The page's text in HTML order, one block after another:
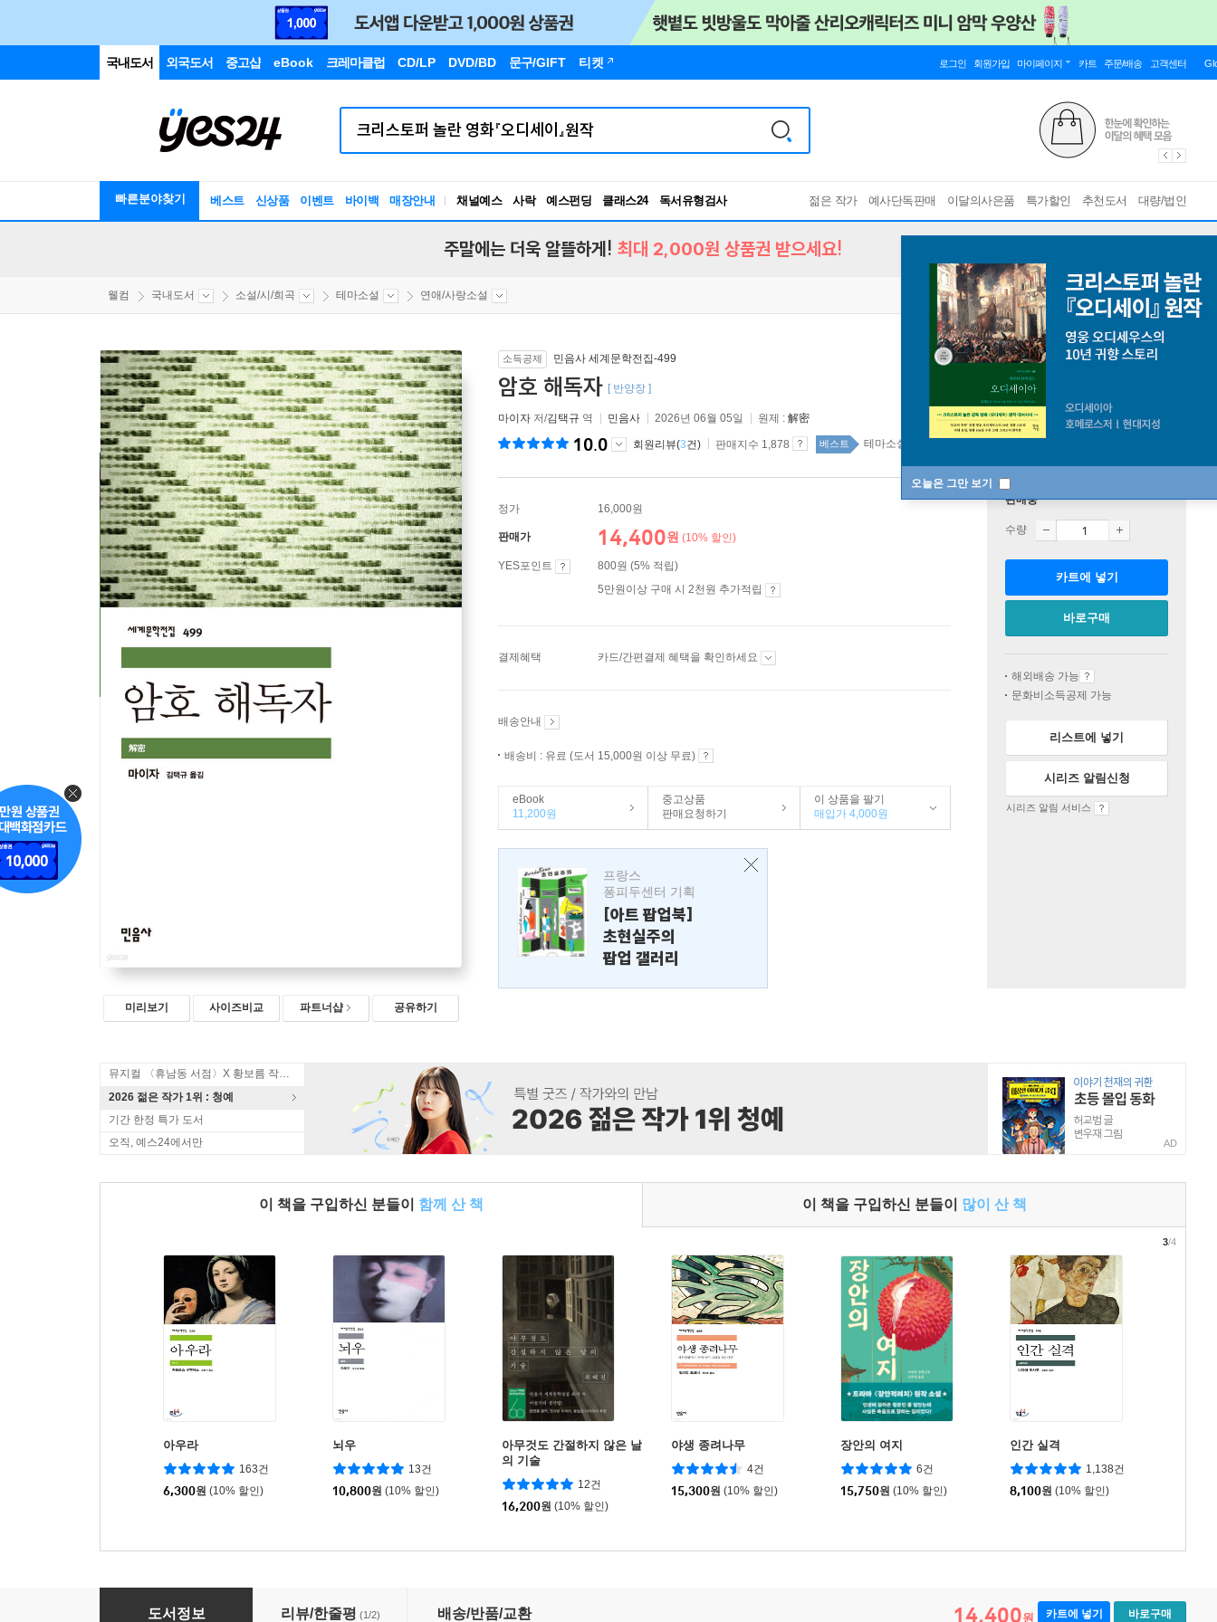
국내도서 외국도서 중고샵 eBook 크레마클럽 CD/LP DVD/BD 문구/GIFT 티켓 로그인 회원가입 마이페이지 카트 주문/배송 고객센터
빠른분야찾기 베스트 신상품 이벤트 바이백 매장안내 채널예스 사락 예스펀딩 클래스24
독서유형검사
RBTI Lab
젊은 작가 예사단독판매 이달의사은품 특가할인 추천도서 대량/법인
오늘은 그만 보기
주말에는 더욱 알뜰하게! 최대 2,000원 상품권 받으세요!
웰컴 국내도서 소설/시/희곡 테마소설 연애/사랑소설
미리보기 사이즈비교 파트너샵 공유하기
소득공제 민음사 세계문학전집-499
암호 해독자 [ 반양장 ]
마이자 저/김택규 역 민음사 2026년 06월 05일 원제 : 解密
10.0 회원리뷰(3건) 판매지수 1,878 베스트 테마소설 81위
정가 16,000원
판매가 14,400원 (10% 할인)
YES포인트
800원 (5% 적립)
5만원이상 구매 시 2천원 추가적립
결제혜택 카드/간편결제 혜택을 확인하세요
배송안내
배송비 : 유료 (도서 15,000원 이상 무료)
eBook
11,200원
중고상품
판매요청하기
이 상품을 팔기
매입가 4,000원
프랑스
퐁피두센터 기획
[아트 팝업북]
초현실주의
팝업 갤러리
판매중
수량
카트에 넣기
바로구매
해외배송 가능
문화비소득공제 가능
리스트에 넣기
시리즈 알림신청
시리즈 알림 서비스
뮤지컬 〈휴남동 서점〉X 황보름 작가 북토크
2026 젊은 작가 1위 : 청예
기간 한정 특가 도서
오직, 예스24에서만
AD
이 책을 구입하신 분들이 함께 산 책 이 책을 구입하신 분들이 많이 산 책
아우라
163건
6,300원 (10% 할인)
뇌우
13건
10,800원 (10% 할인)
아무것도 간절하지 않은 날
의 기술
12건
16,200원 (10% 할인)
야생 종려나무
4건
15,300원 (10% 할인)
장안의 여지
6건
15,750원 (10% 할인)
인간 실격
1,138건
8,100원 (10% 할인)
3/4
암호 해독자
도서정보 리뷰/한줄평 (1/2) 배송/반품/교환 14,400원 카트에 넣기 바로구매